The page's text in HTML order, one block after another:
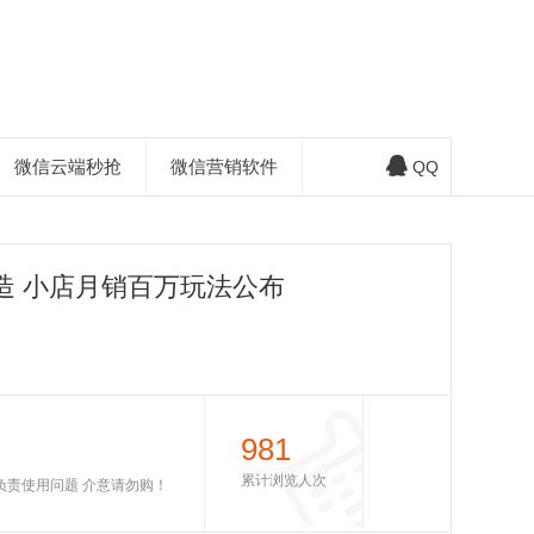
微信云端秒抢 微信营销软件 QQ
小店月销百万玩法公布
使用问题 介意请勿购！
981
累计浏览人次